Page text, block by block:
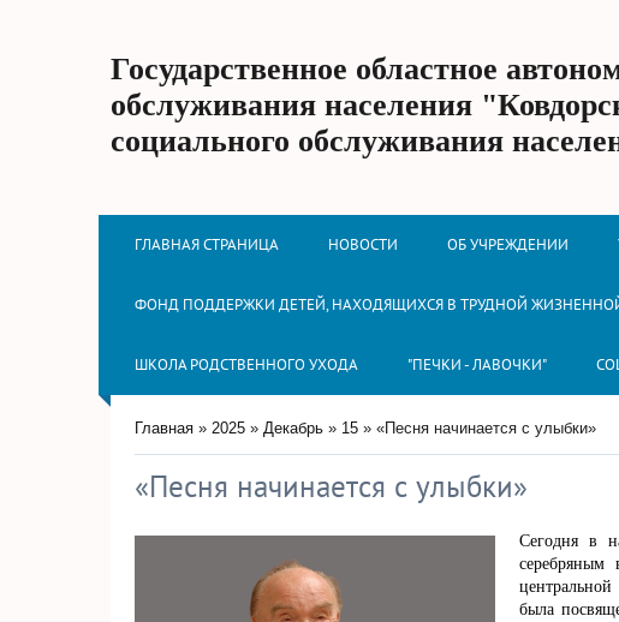
Государственное областное
обслуживания населения
социального обслуживания
ГЛАВНАЯ СТРАНИЦА НОВОСТИ ОБ УЧРЕЖДЕНИИ
ФОНД ПОДДЕРЖКИ ДЕТЕЙ, НАХОДЯЩИХСЯ В ТРУДНОЙ
ШКОЛА РОДСТВЕННОГО УХОДА "ПЕЧКИ - ЛАВОЧКИ"
Главная » 2025 » Декабрь » 15 » «Песня начинается с улыбки»
«Песня начинается с улыбки»
Сегодня в
серебряным
была